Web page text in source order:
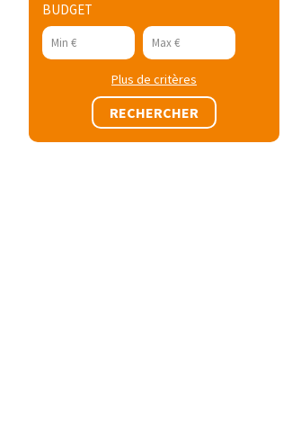
BUDGET
Plus de critères